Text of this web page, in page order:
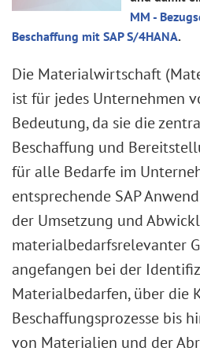
MM -
Beschaffung mit SAP S/4HANA.
Die Materialwirtschaft
ist für jedes Unternehmen
Bedeutung, da sie die
Beschaffung und
für alle Bedarfe im
entsprechende SAP
der Umsetzung und
materialbedarfsrelevanter
angefangen bei der
Materialbedarfen, über die
Beschaffungsprozesse bis
von Materialien und der